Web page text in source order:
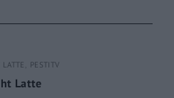
PESTITV
Latte